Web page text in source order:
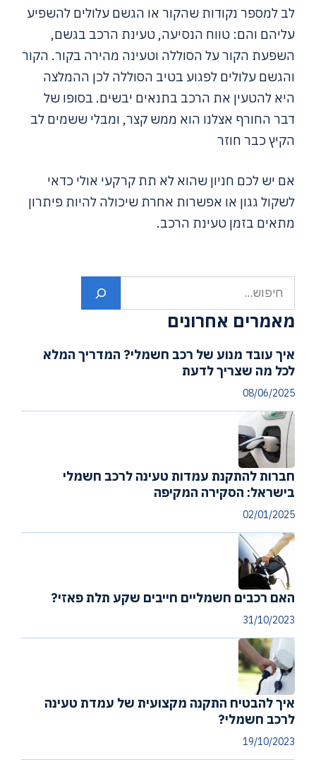
לב למספר נקודות שהקור או הגשם עלולים להשפיע
עליהם והם: טווח הנסיעה, טעינת הרכב בגשם,
השפעת הקור על הסוללה וטעינה מהירה בקור. הקור
והגשם עלולים לפגוע בטיב הסוללה לכן ההמלצה
היא להטעין את הרכב בתנאים יבשים. בסופו של
דבר החורף אצלנו הוא ממש קצר, ומבלי ששמים לב
הקיץ כבר חוזר
אם יש לכם חניון שהוא לא תת קרקעי אולי כדאי
לשקול גגון או אפשרות אחרת שיכולה להיות פיתרון
מתאים בזמן טעינת הרכב.
חיפוש
מאמרים אחרונים
איך עובד מנוע של רכב חשמלי? המדריך המלא
לכל מה שצריך לדעת
08/06/2025
חברות להתקנת עמדות טעינה לרכב חשמלי
בישראל: הסקירה המקיפה
02/01/2025
האם רכבים חשמליים חייבים שקע תלת פאזי?
31/10/2023
איך להבטיח התקנה מקצועית של עמדת טעינה
לרכב חשמלי?
19/10/2023